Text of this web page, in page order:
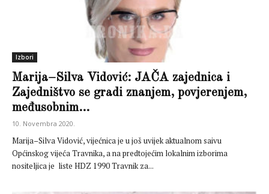
Izbori
Marija–Silva Vidović: JAČA zajednica i
Zajedništvo se gradi znanjem, povjerenjem,
međusobnim...
10. Novembra 2020.
Marija–Silva Vidović, vijećnica je u još uvijek aktualnom saivu
Općinskog vijeća Travnika, a na predtojećim lokalnim izborima
nositeljica je liste HDZ 1990 Travnik za...